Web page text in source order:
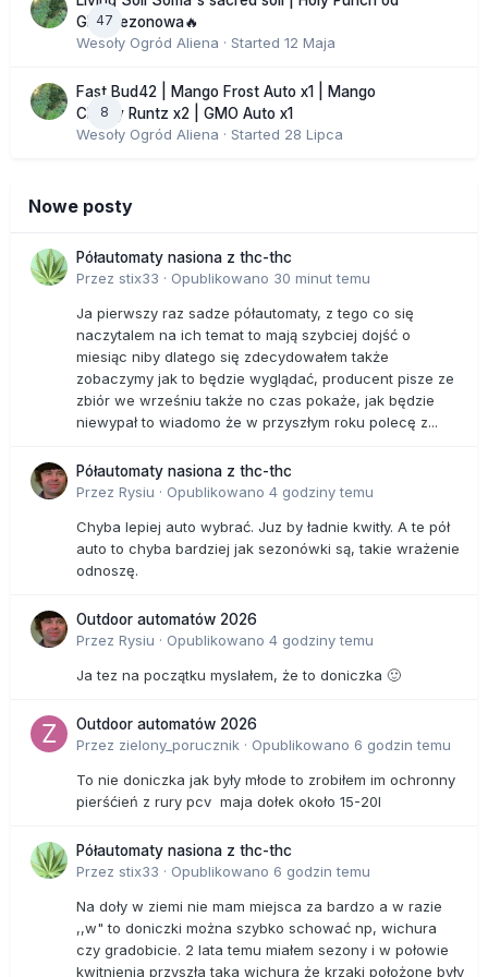
frustracji. Bo przez dwadzieścia lat działalności partyjnej
sukcesów Pan nie odniósł.
Od siedmiu lat nie angażuję się w działalność partii,
UPR są złe. Wracam więc do polityki.
Nawołuje Pan członków UPR, by przechodzili do Pana?
zgłoszeń w ciągu kilkunastu godzin.
A może Pana poglądy są tak mniejszościowe, że jest Pan
skazany na margines?
najwyżej 15 procent społeczeństwa. Bo reszta chce mieć
socjalizm w postaci opieki społecznej i innych tego typu
wymysłów. Ale o te piętnaście procent też się warto bić i
starać je zagospodarować, dać im prawdziwą ofertę.
Oczywiście reżimowa telewizja robi co może, żeby ludzie o
nas nie wiedzieli.
bo wiadomo, że gdybyśmy objeli władzę, natychmiast
byśmy ją sprywatyzowali. Więc nas nie pokazują.
Gdyby pokazali, co by Pan Polakom powiedział?
Prostą rzecz: chcemy wrócić do normalności. Walczę o to
nie z powodów osobistych, bo mnie w socjalizmie jest
lekarza znacznie więcej niż przeciętny Kowalski. Więc nie
działam w interesie osobistym, ale ogółu. Bo jak skończymy
poglądy mało poważnie? Że choćby porównanie obowiązku
zapinania pasów z systemami totalitarnymi to kpina ze
zdrowego rozsądku.
Jaka kpina? Za Stalina pod tym względem było lepiej, nie
O grzech przesady.
Proszę pana, jeżeli choć raz uznam, że urzędnik
państwowy lepiej ode mnie wie, co jest dla mnie dobre, to
droga do totalitaryzmu jest otwarta. To kwestia zasad: czy ja
wiem lepiej, co jest dla mnie dobre, czy państwo? Jeśli
wybieramy to drugie, to pojawia się przymus chodzenia na
47
GHS sezonowa🔥
Wesoły Ogród Aliena · Started 12 Maja
8
Fast Bud42 | Mango Frost Auto x1 | Mango
Cherry Runtz x2 | GMO Auto x1
Wesoły Ogród Aliena · Started 28 Lipca
Nowe posty
Półautomaty nasiona z thc-thc
Przez stix33 · Opublikowano 30 minut temu
Ja pierwszy raz sadze półautomaty, z tego co się
naczytalem na ich temat to mają szybciej dojść o
miesiąc niby dlatego się zdecydowałem także
zobaczymy jak to będzie wyglądać, producent pisze ze
zbiór we wrześniu także no czas pokaże, jak będzie
niewypał to wiadomo że w przyszłym roku polecę z...
Półautomaty nasiona z thc-thc
Przez Rysiu · Opublikowano 4 godziny temu
Chyba lepiej auto wybrać. Juz by ładnie kwitły. A te pół
auto to chyba bardziej jak sezonówki są, takie wrażenie
odnoszę.
Outdoor automatów 2026
Przez Rysiu · Opublikowano 4 godziny temu
Ja tez na początku myslałem, że to doniczka 🙂
Outdoor automatów 2026
Przez zielony_porucznik · Opublikowano 6 godzin temu
To nie doniczka jak były młode to zrobiłem im ochronny
pierśćień z rury pcv maja dołek około 15-20l
Półautomaty nasiona z thc-thc
Przez stix33 · Opublikowano 6 godzin temu
Na doły w ziemi nie mam miejsca za bardzo a w razie
,,w" to doniczki można szybko schować np, wichura
czy gradobicie. 2 lata temu miałem sezony i w połowie
kwitnienia przyszła taka wichura że krzaki położone były